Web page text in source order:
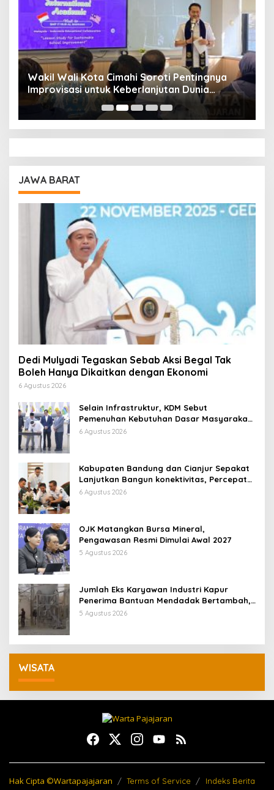
Wakil Wali Kota Cimahi Soroti Pentingnya
Improvisasi untuk Keberlanjutan Dunia
Pendidikan
JAWA BARAT
Dedi Mulyadi Tegaskan Sebab Aksi Begal Tak
Boleh Hanya Dikaitkan dengan Ekonomi
6 Agustus 2026
Selain Infrastruktur, KDM Sebut
Pemenuhan Kebutuhan Dasar Masyarakat
Jadi Fokus APBD Jabar 2027
6 Agustus 2026
Kabupaten Bandung dan Cianjur Sepakat
Lanjutkan Bangun konektivitas, Percepat
Pertumbuhan Ekonomi Daerah
6 Agustus 2026
OJK Matangkan Bursa Mineral,
Pengawasan Resmi Dimulai Awal 2027
5 Agustus 2026
Jumlah Eks Karyawan Industri Kapur
Penerima Bantuan Mendadak Bertambah,
KDM: Kita Identifikasi
5 Agustus 2026
WISATA
Hak Cipta ©Wartapajajaran Terms of Service Indeks Berita